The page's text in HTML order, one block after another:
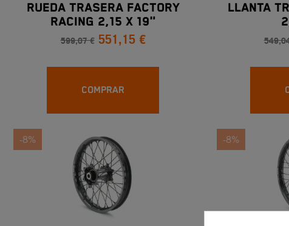
RUEDA TRASERA FACTORY
RACING 2,15 X 19"
599,07 € 551,15 €
COMPRAR
LLANTA
-8% -8%